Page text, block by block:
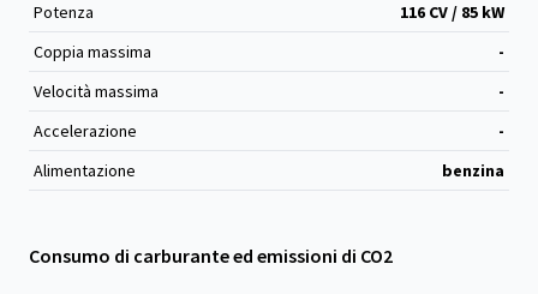
Potenza
116 CV / 85 kW
Coppia massima
-
Velocità massima
-
Accelerazione
-
Alimentazione
benzina
Consumo di carburante ed emissioni di CO2